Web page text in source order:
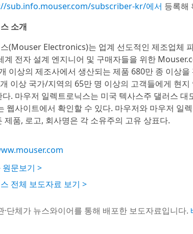
sub.info.mouser.com/subscriber-kr/에서 등록해
소개
(Mouser Electronics)는 업계 선도적인 제조업체
계 전자 설계 엔지니어 및 구매자들을 위한
이상의 제조사에서 생산되는 제품 680만 종 이상
이상 국가/지역의 65만 명 이상의 고객들에게 현
. 마우저 일렉트로닉스는 미국 텍사스주 댈러스
웹사이트에서 확인할 수 있다. 마우저와 마우저 일
제품, 로고, 회사명은 각 소유주의 고유 상표다.
문보기 >
전체 보도자료 보기 >
·단체가 뉴스와이어를 통해 배포한 보도자료입니다.